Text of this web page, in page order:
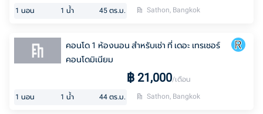
1 นอน 1 น้ำ 45 ตร.ม. Sathon, Bangkok
คอนโด 1 ห้องนอน สำหรับเช่า ที่ เดอะ เทรเชอร์
คอนโดมิเนียม
฿ 21,000/เดือน
1 นอน 1 น้ำ 44 ตร.ม. Sathon, Bangkok